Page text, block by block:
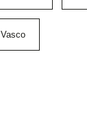
Vasco